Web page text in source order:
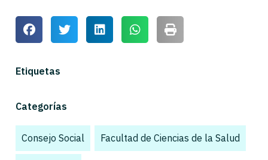
Etiquetas
Categorías
Consejo Social Facultad de Ciencias de la Salud